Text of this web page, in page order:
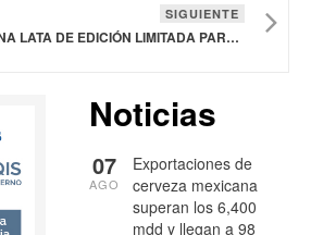
SIGUIENTE
CARLSBERG LANZA UNA LATA DE EDICIÓN LIMITADA PARA EL LIVERPOOL FC
Noticias
Exportaciones de
cerveza mexicana
superan los 6,400
mdd y llegan a 98
07
AGO